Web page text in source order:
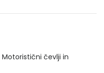
Motoristični čevlji in